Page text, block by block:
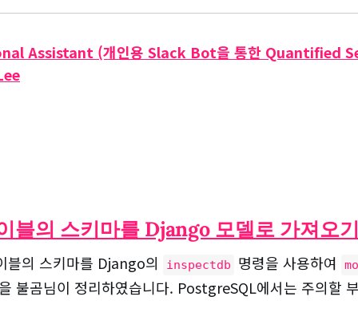
Assistant (개인용 Slack Bot을 통한 Quantified
블의 스키마를 Django 모델로 가져오기
블의 스키마를 Django의 inspectdb 명령을 사용하여
불곰님이 정리하였습니다. PostgreSQL에서는 주의할